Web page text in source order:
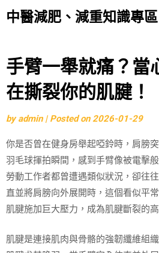
中醫減肥、減重知識專區
Skip
to
content
手臂一舉就痛？當
在撕裂你的肌腱！
byadmin | Posted on2026-01-29
你是否曾在健身房舉起啞鈴時，肩膀
羽毛球揮拍瞬間，感到手臂像被電擊
勞動工作者都曾遭遇類似狀況，卻往
直並將肩膀向外展開時，這個看似平
肌腱施加巨大壓力，成為肌腱斷裂的
肌腱是連接肌肉與骨骼的強韌纖維組